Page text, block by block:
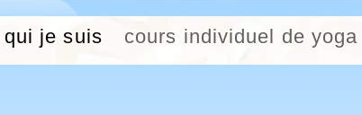
qui je suis cours individuel de yoga